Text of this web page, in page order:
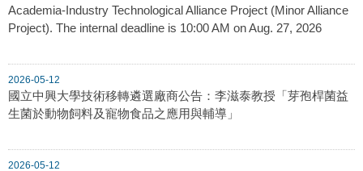
Academia-Industry Technological Alliance Project (Minor Alliance
Project). The internal deadline is 10:00 AM on Aug. 27, 2026
2026-05-12
國立中興大學技術移轉遴選廠商公告：李滋泰教授「芽孢桿菌益
生菌於動物飼料及寵物食品之應用與輔導」
2026-05-12